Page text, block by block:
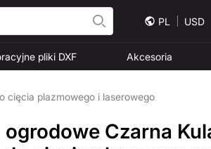
PL USD
pliki DXF Akcesoria
cięcia plazmowego i laserowego
ogrodowe Czarna